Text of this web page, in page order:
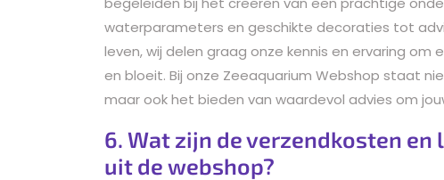
waterparameters en geschikte decoraties tot
leven, wij delen graag onze kennis en ervaring
en bloeit. Bij onze Zeeaquarium Webshop staat
maar ook het bieden van waardevol advies om
6. Wat zijn de verzendkosten
uit de webshop?